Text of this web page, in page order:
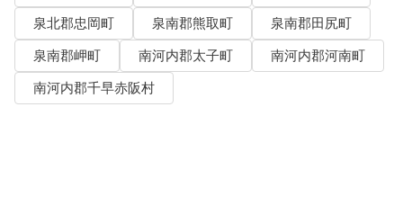
泉北郡忠岡町
泉南郡熊取町
泉南郡田尻町
泉南郡岬町
南河内郡太子町
南河内郡河南町
南河内郡千早赤阪村